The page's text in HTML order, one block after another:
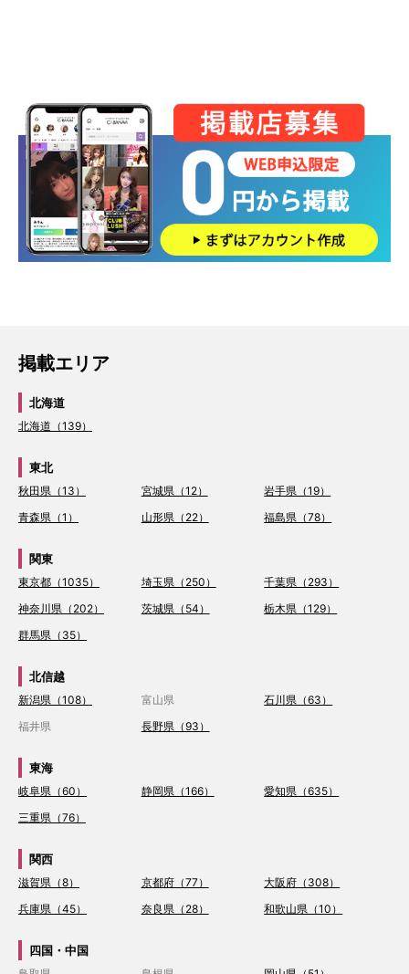
掲載エリア
北海道
北海道（139）
東北
秋田県（13） 宮城県（12）
岩手県（19）
青森県（1）
山形県（22） 福島県（78）
関東
東京都（1035） 埼玉県（250）
千葉県（293）
神奈川県（202）
茨城県（54）
栃木県（129）
群馬県（35）
北信越
新潟県（108） 富山県
石川県（63）
福井県
長野県（93）
東海
岐阜県（60） 静岡県（166）
愛知県（635）
三重県（76）
関西
滋賀県（8） 京都府（77）
大阪府（308）
兵庫県（45）
奈良県（28） 和歌山県（10）
四国・中国